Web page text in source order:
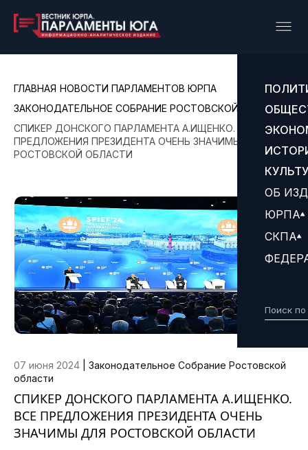
ОБ
ЮРПА
СКПА
ГЛАВНАЯ НОВОСТИ ПАРЛАМЕНТОВ ЮРПА
ЗАКОНОДАТЕЛЬНОЕ СОБРАНИЕ РОСТОВСКОЙ ОБЛАСТИ
СПИКЕР ДОНСКОГО ПАРЛАМЕНТА А.ИЩЕНКО. ВСЕ
ПРЕДЛОЖЕНИЯ ПРЕЗИДЕНТА ОЧЕНЬ ЗНАЧИМЫ ДЛЯ
РОСТОВСКОЙ ОБЛАСТИ
07 июня 2024
Законодательное Собрание Ростовской
области
СПИКЕР ДОНСКОГО ПАРЛАМЕНТА А.ИЩЕНКО.
ВСЕ ПРЕДЛОЖЕНИЯ ПРЕЗИДЕНТА ОЧЕНЬ
ЗНАЧИМЫ ДЛЯ РОСТОВСКОЙ ОБЛАСТИ